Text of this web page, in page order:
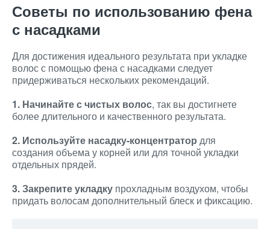
Советы по использованию фена
с насадками
Для достижения идеального результата при укладке
волос с помощью фена с насадками следует
придерживаться нескольких рекомендаций.
1. Начинайте с чистых волос, так вы достигнете
более длительного и качественного результата.
2. Используйте насадку-концентратор для
создания объема у корней или для точной укладки
отдельных прядей.
3. Закрепите укладку прохладным воздухом, чтобы
придать волосам дополнительный блеск и фиксацию.